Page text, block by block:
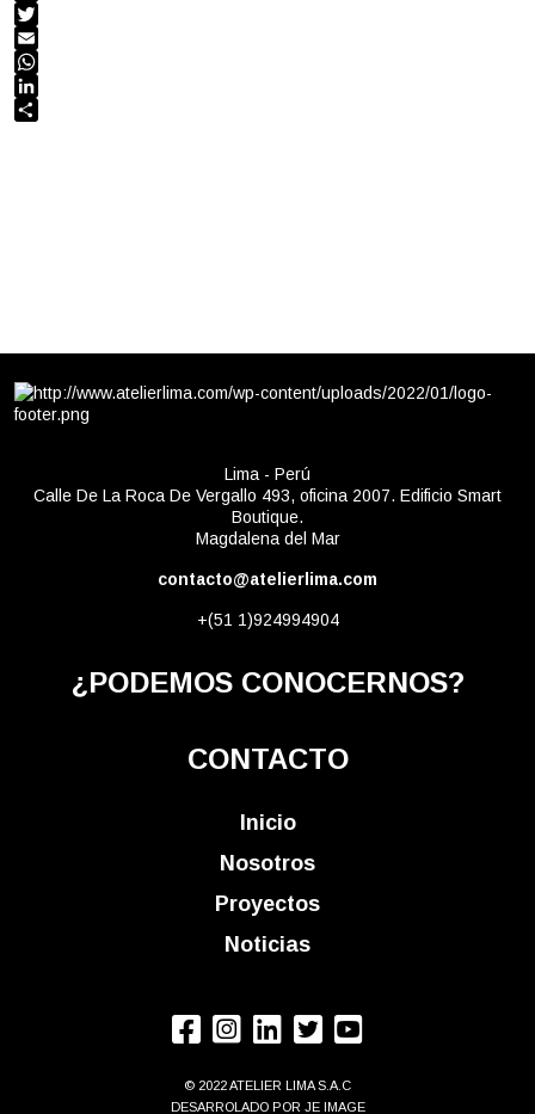
Facebook
Twitter
Email
WhatsApp
LinkedIn
Lima - Perú
Calle De La Roca De Vergallo 493, oficina 2007. Edificio Smart
Boutique.
Magdalena del Mar
contacto@atelierlima.com
+(51 1)924994904
¿PODEMOS CONOCERNOS?
CONTACTO
Inicio
Nosotros
Proyectos
Noticias
© 2022 ATELIER LIMA S.A.C
DESARROLADO POR JE IMAGE